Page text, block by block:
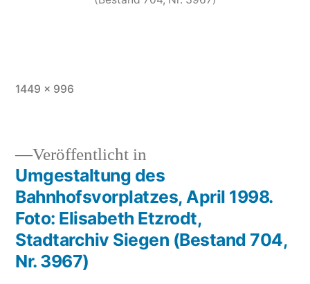
1449 × 996
Veröffentlicht in
Umgestaltung des
Bahnhofsvorplatzes, April 1998.
Foto: Elisabeth Etzrodt,
Stadtarchiv Siegen (Bestand 704,
Nr. 3967)